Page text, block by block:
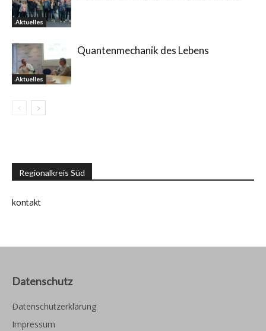
Aktuelles
Aktuelles
Quantenmechanik des Lebens
Regionalkreis Süd
kontakt
Datenschutz
Datenschutzerklärung
Impressum